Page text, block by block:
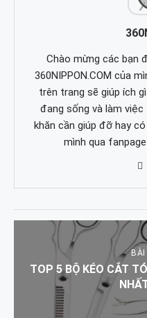
Chào mừng các bạn
360NIPPON.COM của
trên trang sẽ giúp ích
đang sống và làm việc
khăn cần giúp đỡ hay
mình qua fanpage
TOP 5 BỘ KÉO CẮT